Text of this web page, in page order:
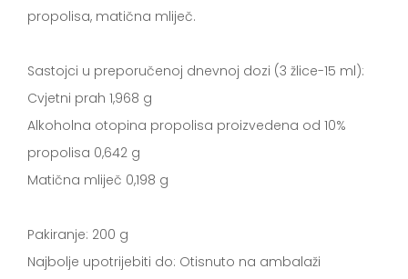
propolisa, matična mliječ.
Sastojci u preporučenoj dnevnoj dozi (3 žlice-15 ml):
Cvjetni prah 1,968 g
Alkoholna otopina propolisa proizvedena od 10%
propolisa 0,642 g
Matična mliječ 0,198 g
Pakiranje: 200 g
Najbolje upotrijebiti do: Otisnuto na ambalaži